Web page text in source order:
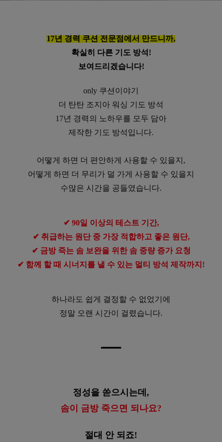
17년 경력 쿠션 전문점에서 만드니까,
확실히 다른 기도 방석!
보여드리겠습니다!
only 쿠션이야기
더 탄탄 조지아 워싱 기도 방석
17년 경력의 노하우를 모두 담아
제작한 기도 방석입니다.
어떻게 하면 더 편안하게 사용할 수 있을지,
어떻게 하면 더 무리가 덜 가게 사용할 수 있을지
수많은 시간을 공들였습니다.
✔ 90일 이상의 테스트 기간,
✔ 취급하는 원단 중 가장 적합하고 좋은 원단,
✔ 금방 죽는 솜 보완을 위한 솜 중량 증가 요청
✔ 함께 할 때 시너지를 낼 수 있는 멀티 방석 제작까지!
하나라도 쉽게 결정할 수 없었기에
정말 오랜 시간이 걸렸습니다.
━━━━
정성을 쏟으시는데,
솜이 금방 죽으면 되나요?
절대 안 되죠!